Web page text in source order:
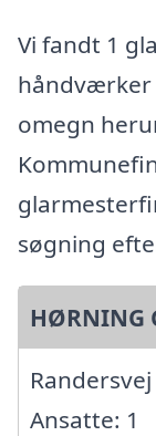
Vi fandt 1
håndværker
omegn
søgning
HØRNING
Ansatte: 1